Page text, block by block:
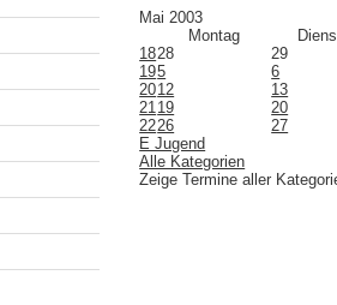
Mai 2003
Montag
1828
29
195
6
2012
13
2119
20
2226
27
E Jugend
Alle Kategorien
Zeige Termine aller